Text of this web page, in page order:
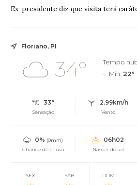
Ex-presidente diz que visita terá
Floriano, PI
34°
Tempo
Mín. 22°
33°
Sensação
2.99km/h
Vento
0% (0mm)
Chance de chuva
06h02
Nascer do sol
SEX SÁB DOM